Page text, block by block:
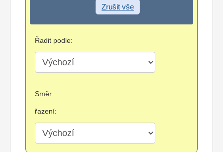
Zrušit vše
Řadit podle:
Směr
řazení: